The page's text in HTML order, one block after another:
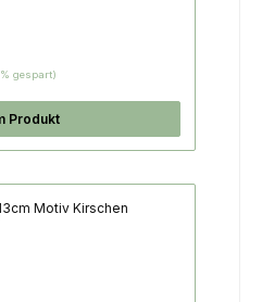
gespart)
Produkt